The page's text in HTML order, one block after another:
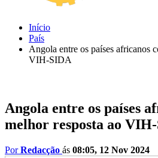
Início
País
Angola entre os países africanos
VIH-SIDA
Angola entre os países
melhor resposta ao
PorRedacção ás 08:05, 12 Nov 2024